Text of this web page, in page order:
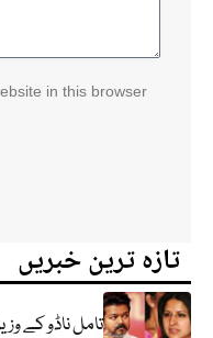
in this browser
تازہ ترین خبریں
تامل ناڈو کے